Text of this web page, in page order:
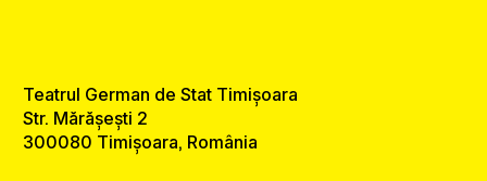
Teatrul German de Stat Timișoara
Str. Mărășești 2
300080 Timișoara, România